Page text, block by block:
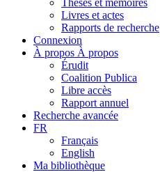
Livres et actes
Rapports de recherche
Connexion
À propos À propos
Érudit
Coalition Publica
Libre accès
Rapport annuel
Recherche avancée
FR
Français
English
Ma bibliothèque